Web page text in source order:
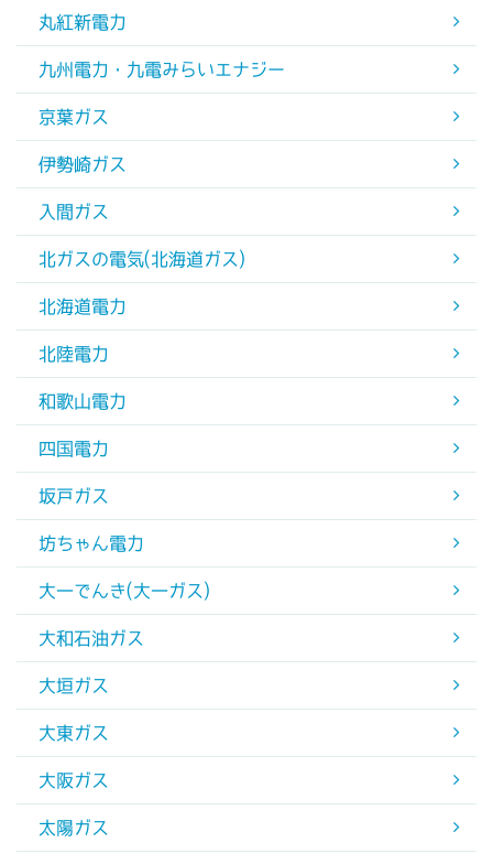
丸紅新電力
九州電力・九電みらいエナジー
京葉ガス
伊勢崎ガス
入間ガス
北ガスの電気(北海道ガス)
北海道電力
北陸電力
和歌山電力
四国電力
坂戸ガス
坊ちゃん電力
大一でんき(大一ガス)
大和石油ガス
大垣ガス
大東ガス
大阪ガス
太陽ガス